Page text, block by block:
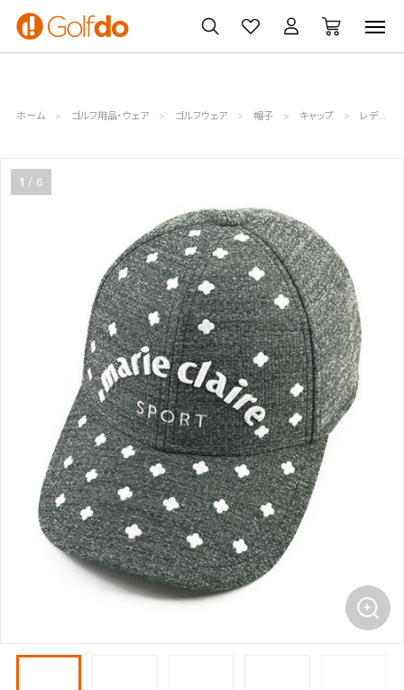
ゴルフ
クラブ
ゴルフ用品
買取
無料査定
クーポン
一覧
ホーム ゴルフ用品・ウェア ゴルフウェア 帽子 キャップ レディース キャップ グレー系【中古グッズ】ゴルフ帽子
1 6